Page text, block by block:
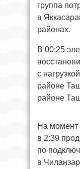
группа
в
районах.
В 00:25
с
районе
районе
На момент
в 2:39
по
в